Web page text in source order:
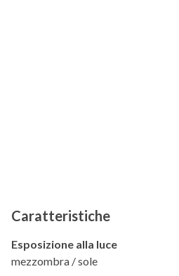
Caratteristiche
Esposizione alla luce
mezzombra / sole